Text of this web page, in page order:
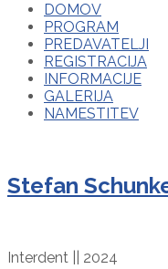
DOMOV
PROGRAM
PREDAVATELJI
REGISTRACIJA
INFORMACIJE
GALERIJA
NAMESTITEV
Stefan
Interdent || 2024